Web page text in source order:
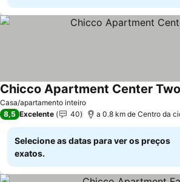
Casa/apartamento inteiro
Chicco Apartment Center Two
8,5 Excelente 40 a 0.8 km de Centro da
Selecione as datas para ver os preços
exatos.